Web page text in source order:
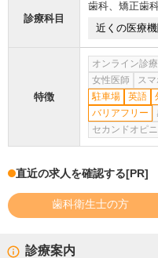
診療科目
歯科、 矯正歯
近くの医療
特徴
オンライン診療
女性医師
ス
駐車場
英語
バリアフリー
セカンドオピ
直近の求人を確認する[PR]
歯科衛生士の方
診療案内